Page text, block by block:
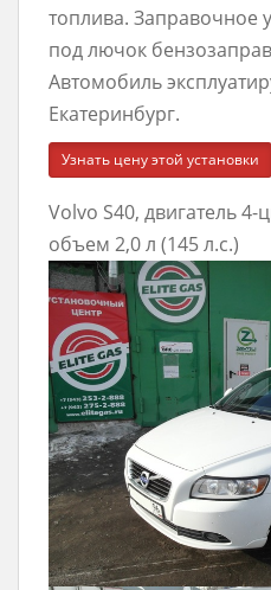
топлива. Заправочное
под лючок
Автомобиль
Екатеринбург.
Узнать цену этой установки
Volvo S40, двигатель
объем 2,0 л (145 л.с.)